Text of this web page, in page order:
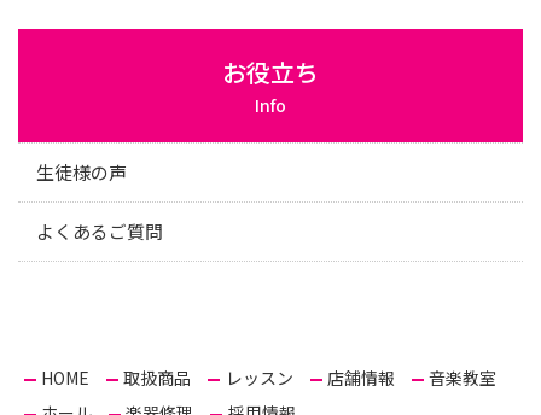
お役立ち
Info
生徒様の声
よくあるご質問
HOME 取扱商品 レッスン 店舗情報
音楽教室